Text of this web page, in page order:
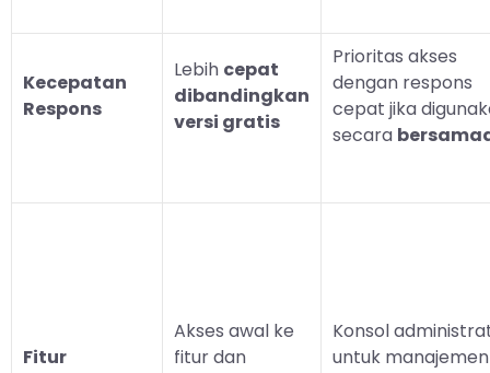
Kecepatan
Respons
Lebih cepat
dibandingkan
versi gratis
Prioritas akses
dengan respons
cepat jika
secara
Fitur
Akses awal ke
fitur dan
Konsol
untuk manajemen